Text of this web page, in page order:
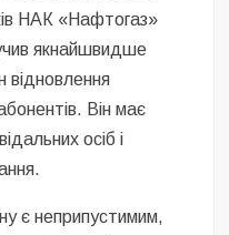
НАК «Нафтогаз»
якнайшвидше
відновлення
Він має
осіб і
є неприпустимим,